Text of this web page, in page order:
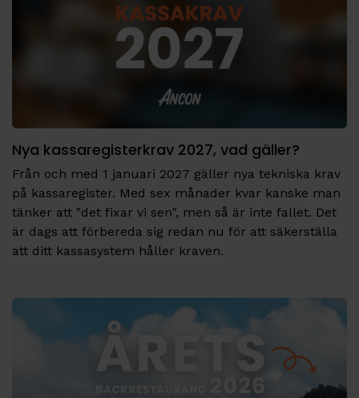
Nya kassaregisterkrav 2027, vad gäller?
Från och med 1 januari 2027 gäller nya tekniska krav
på kassaregister. Med sex månader kvar kanske man
tänker att "det fixar vi sen", men så är inte fallet. Det
är dags att förbereda sig redan nu för att säkerställa
att ditt kassasystem håller kraven.